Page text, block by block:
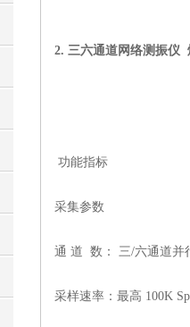
2. 三六通道网络测振仪
功能指标
采集参数
通 道 数： 三/六通道并
采样速率：最高 100K